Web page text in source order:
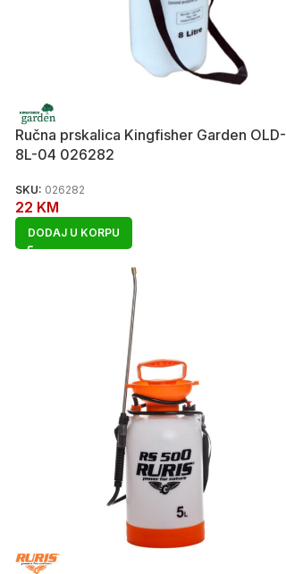
Ručna prskalica Kingfisher Garden OLD-
8L-04 026282
SKU: 026282
22 KM
DODAJ U KORPU